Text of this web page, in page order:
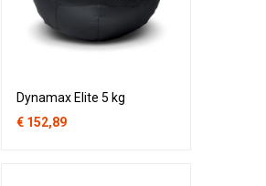
Dynamax Elite 5 kg
€ 152,89